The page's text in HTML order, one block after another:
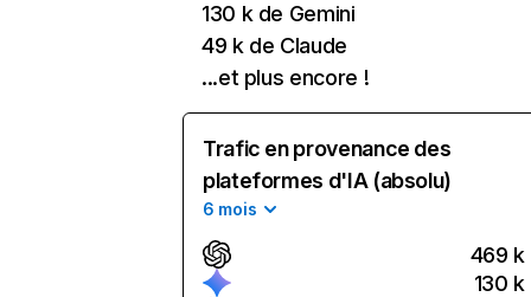
130 k de Gemini
49 k de Claude
...et plus encore !
Trafic en provenance des
plateformes d'IA (absolu)
6 mois
469 k
130 k